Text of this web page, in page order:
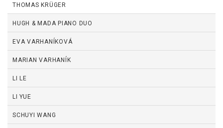
THOMAS KRÜGER
HUGH & MADA PIANO DUO
EVA VARHANÍKOVÁ
MARIAN VARHANÍK
LI LE
LI YUE
SCHUYI WANG